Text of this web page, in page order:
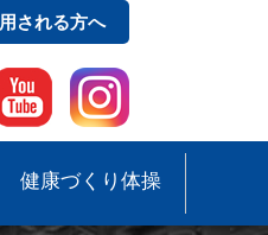
される方へ
健康づくり体操